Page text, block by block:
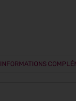
INFORMATIONS